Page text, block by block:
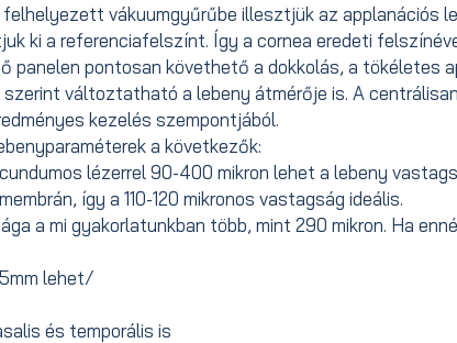
vákuumgyűrűbe illesztjük az applanációs
ki a referenciafelszínt. Így a cornea eredeti
pontosan követhető a dokkolás, a tökéletes
változtatható a lebeny átmérője is. A
kezelés szempontjából.
a következők:
lézerrel 90-400 mikron lehet a lebeny
így a 110-120 mikronos vastagság ideális.
a mi gyakorlatunkban több, mint 290 mikron. Ha
lehet/
és temporális is